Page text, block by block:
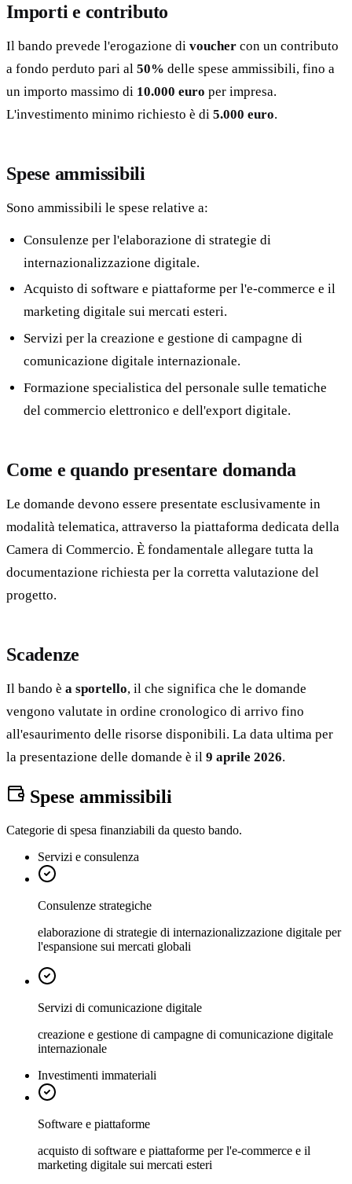
Importi e contributo
Il bando prevede l'erogazione di voucher con un contributo
a fondo perduto pari al 50% delle spese ammissibili, fino a
un importo massimo di 10.000 euro per impresa.
L'investimento minimo richiesto è di 5.000 euro.
Spese ammissibili
Sono ammissibili le spese relative a:
Consulenze per l'elaborazione di strategie di
internazionalizzazione digitale.
Acquisto di software e piattaforme per l'e-commerce e il
marketing digitale sui mercati esteri.
Servizi per la creazione e gestione di campagne di
comunicazione digitale internazionale.
Formazione specialistica del personale sulle tematiche
del commercio elettronico e dell'export digitale.
Come e quando presentare domanda
Le domande devono essere presentate esclusivamente in
modalità telematica, attraverso la piattaforma dedicata della
Camera di Commercio. È fondamentale allegare tutta la
documentazione richiesta per la corretta valutazione del
progetto.
Scadenze
Il bando è a sportello, il che significa che le domande
vengono valutate in ordine cronologico di arrivo fino
all'esaurimento delle risorse disponibili. La data ultima per
la presentazione delle domande è il 9 aprile 2026.
Spese ammissibili
Categorie di spesa finanziabili da questo bando.
Servizi e consulenza
Consulenze strategiche
elaborazione di strategie di internazionalizzazione digitale per
l'espansione sui mercati globali
Servizi di comunicazione digitale
creazione e gestione di campagne di comunicazione digitale
internazionale
Investimenti immateriali
Software e piattaforme
acquisto di software e piattaforme per l'e-commerce e il
marketing digitale sui mercati esteri